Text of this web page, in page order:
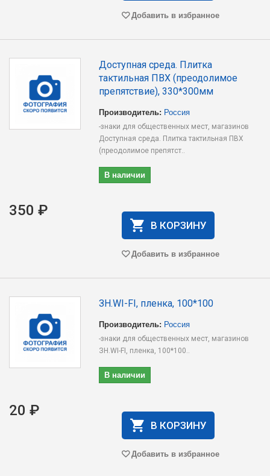
Добавить в избранное
Доступная среда. Плитка
тактильная ПВХ (преодолимое
препятствие), 330*300мм
Производитель: Россия
-знаки для общественных мест, магазинов
Доступная среда. Плитка тактильная ПВХ
(преодолимое препятст..
В наличии
350 ₽
В КОРЗИНУ
Добавить в избранное
ЗН.WI-FI, пленка, 100*100
Производитель: Россия
-знаки для общественных мест, магазинов
ЗН.WI-FI, пленка, 100*100..
В наличии
20 ₽
В КОРЗИНУ
Добавить в избранное